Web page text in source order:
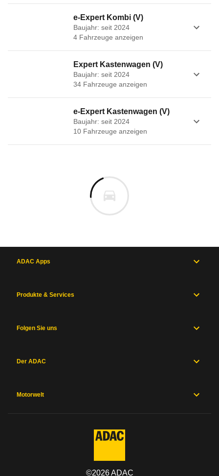
e-Expert Kombi (V)
Baujahr: seit 2024
4 Fahrzeuge anzeigen
Expert Kastenwagen (V)
Baujahr: seit 2024
34 Fahrzeuge anzeigen
e-Expert Kastenwagen (V)
Baujahr: seit 2024
10 Fahrzeuge anzeigen
ADAC Apps
Produkte & Services
Folgen Sie uns
Der ADAC
Motorwelt
©2026ADAC